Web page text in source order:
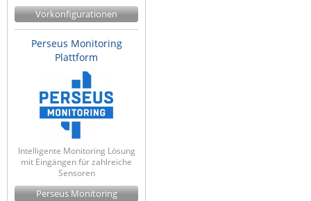
Vorkonfigurationen
Perseus Monitoring
Plattform
Intelligente Monitoring Lösung
mit Eingängen für zahlreiche
Sensoren
Perseus Monitoring